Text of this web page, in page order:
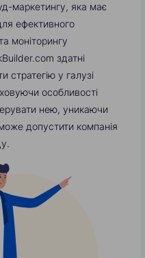
маркетингу, яка має
ефективного
моніторингу
здатні
стратегію у галузі
особливості
нею, уникаючи
допустити компанія